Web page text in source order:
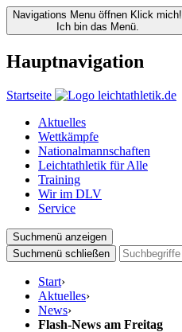
Navigations Menu öffnen Klick mich!
Ich bin das Menü.
Hauptnavigation
Startseite
Aktuelles
Wettkämpfe
Nationalmannschaften
Leichtathletik für Alle
Training
Wir im DLV
Service
Suchmenü anzeigen
Suchmenü schließen
Start›
Aktuelles›
News›
Flash-News am Freitag